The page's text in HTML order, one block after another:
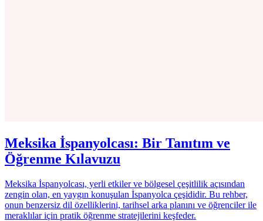
Meksika İspanyolcası: Bir Tanıtım ve
Öğrenme Kılavuzu
Meksika İspanyolcası, yerli etkiler ve bölgesel çeşitlilik açısından
zengin olan, en yaygın konuşulan İspanyolca çeşididir. Bu rehber,
onun benzersiz dil özelliklerini, tarihsel arka planını ve öğrenciler ile
meraklılar için pratik öğrenme stratejilerini keşfeder.